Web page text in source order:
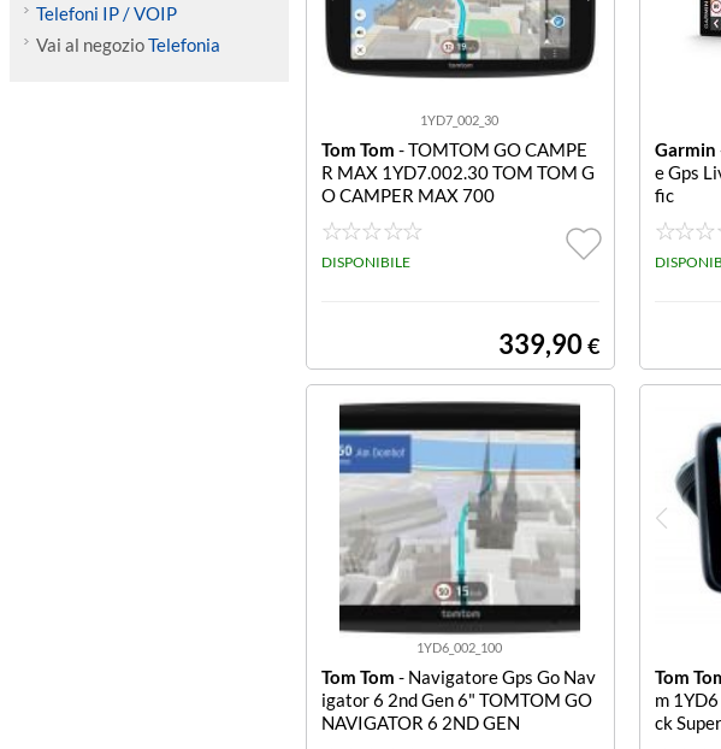
Telefoni IP / VOIP
Vai al negozioTelefonia
1YD7_002_30
Tom Tom - TOMTOM GO CAMPE
R MAX 1YD7.002.30 TOM TOM G
O CAMPER MAX 700
DISPONIBILE
339,90€
Garmin
e Gps
fic
1YD6_002_100
Tom Tom - Navigatore Gps Go Nav
igator 6 2nd Gen 6" TOMTOM GO
NAVIGATOR 6 2ND GEN
Tom
m
ck